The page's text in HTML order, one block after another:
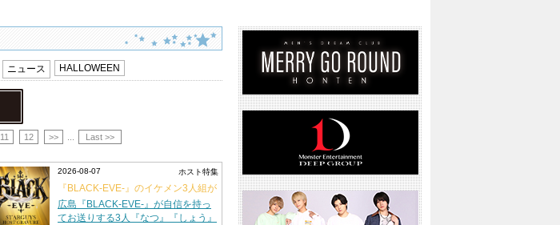
ニュース HALLOWEEN
11 12 >> Last >>
2026-08-07 ホスト特集
『BLACK-EVE-』のイケメン3人組が
グラビアに登場!!
広島『BLACK-EVE-』が自信を持っ
てお送りする3人『なつ』『しょう』